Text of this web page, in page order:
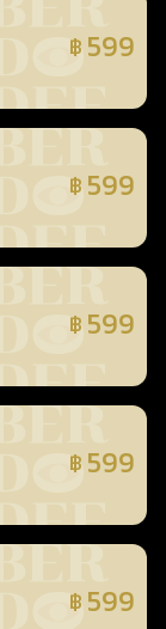
฿ 599
฿ 599
฿ 599
฿ 599
฿ 599